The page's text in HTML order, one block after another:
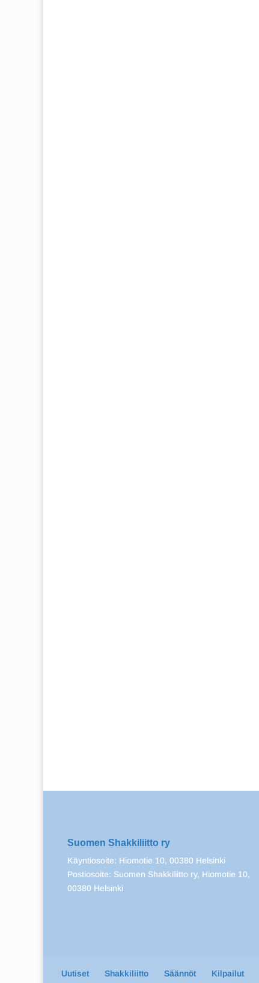
Suomen Shakkiliitto ry
Käyntiosoite: Hiomotie 10, 00380 Helsinki
Postiosoite: Suomen Shakkiliitto ry, Hiomotie 10,
00380 Helsinki
Uutiset Shakkiliitto Säännöt Kilpailut